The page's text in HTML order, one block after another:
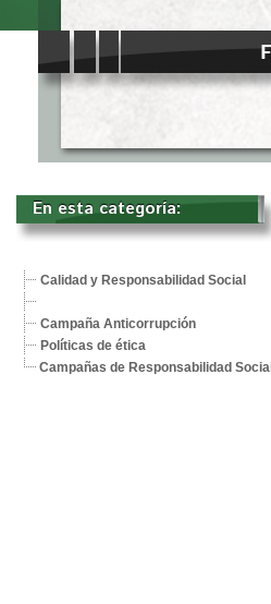
En esta categoría:
Calidad y Responsabilidad Social
Campaña Anticorrupción
Políticas de ética
Campañas de Responsabilidad Social